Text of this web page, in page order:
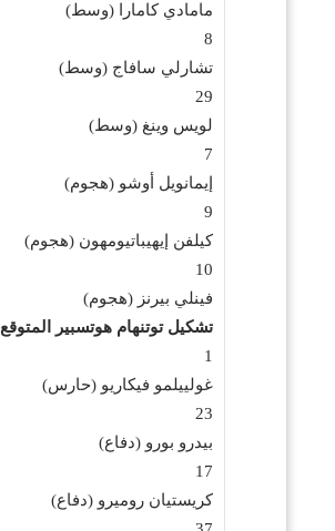
مامادي كامارا (وسط)
8
تشارلي سافاج (وسط)
29
لويس وينغ (وسط)
7
إيمانويل أوشو (هجوم)
9
كيلفن إيهيباتيومهون (هجوم)
10
فينلي بيرنز (هجوم)
تشكيل توتنهام هوتسبير المتوقع
1
غولييلمو فيكاريو (حارس)
23
بيدرو بورو (دفاع)
17
كريستيان روميرو (دفاع)